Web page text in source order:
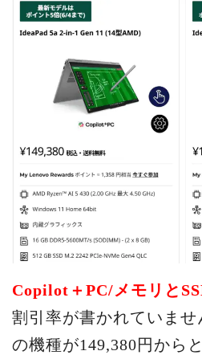
Copilot＋PC/メモリと
割引率が書かれていませ
の機種が149,380円から